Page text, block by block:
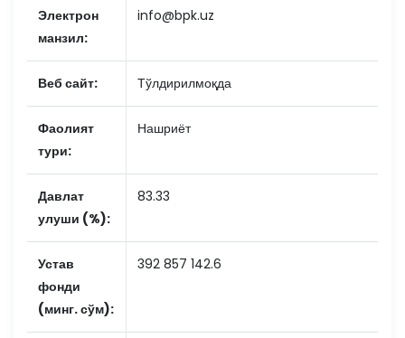
Электрон
манзил:
info@bpk.uz
Веб сайт: Тўлдирилмоқда
Фаолият
тури:
Нашриёт
Давлат
улуши (%):
83.33
Устав
фонди
(минг. сўм):
392 857 142.6